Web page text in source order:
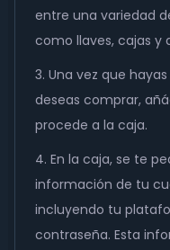
entre una variedad
como llaves, cajas y
3. Una vez que
deseas comprar,
procede a la caja.
4. En la caja, se te
información de tu
incluyendo tu
contraseña. Esta